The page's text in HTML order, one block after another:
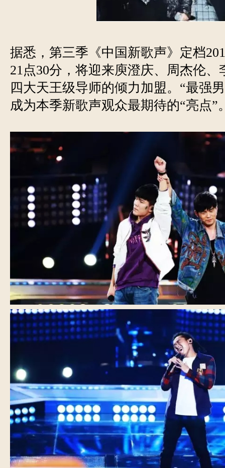
据悉，第三季《中国新歌声》定档
21点30分，将迎来庾澄庆、周杰伦、
四大天王级导师的倾力加盟。“最强
成为本季新歌声观众最期待的“亮点”